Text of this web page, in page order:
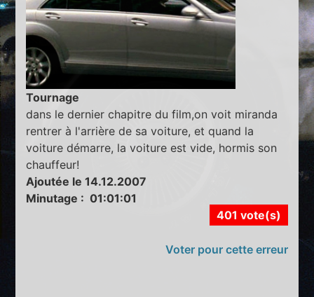
Tournage
dans le dernier chapitre du film,on voit miranda
rentrer à l'arrière de sa voiture, et quand la
voiture démarre, la voiture est vide, hormis son
chauffeur!
Ajoutée le 14.12.2007
Minutage : 01:01:01
401 vote(s)
Voter pour cette erreur